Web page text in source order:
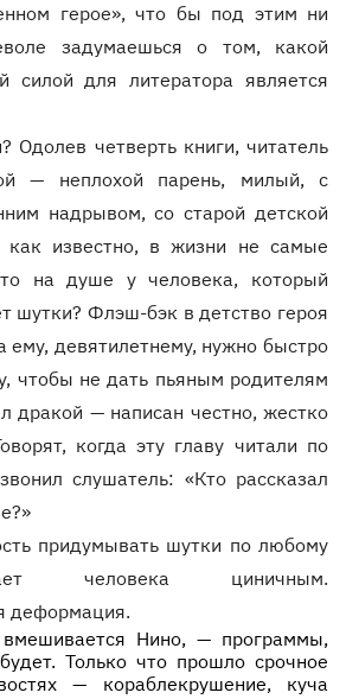
герое», что бы под этим ни
задумаешься о том, какой
силой для литератора является
Одолев четверть книги, читатель
— неплохой парень, милый, с
надрывом, со старой детской
как известно, в жизни не самые
на душе у человека, который
шутки? Флэш-бэк в детство героя
ему, девятилетнему, нужно быстро
чтобы не дать пьяным родителям
дракой — написан честно, жестко
когда эту главу читали по
слушатель: «Кто рассказал
придумывать шутки по любому
человека циничным.
деформация.
Нино, — программы,
Только что прошло срочное
— кораблекрушение, куча